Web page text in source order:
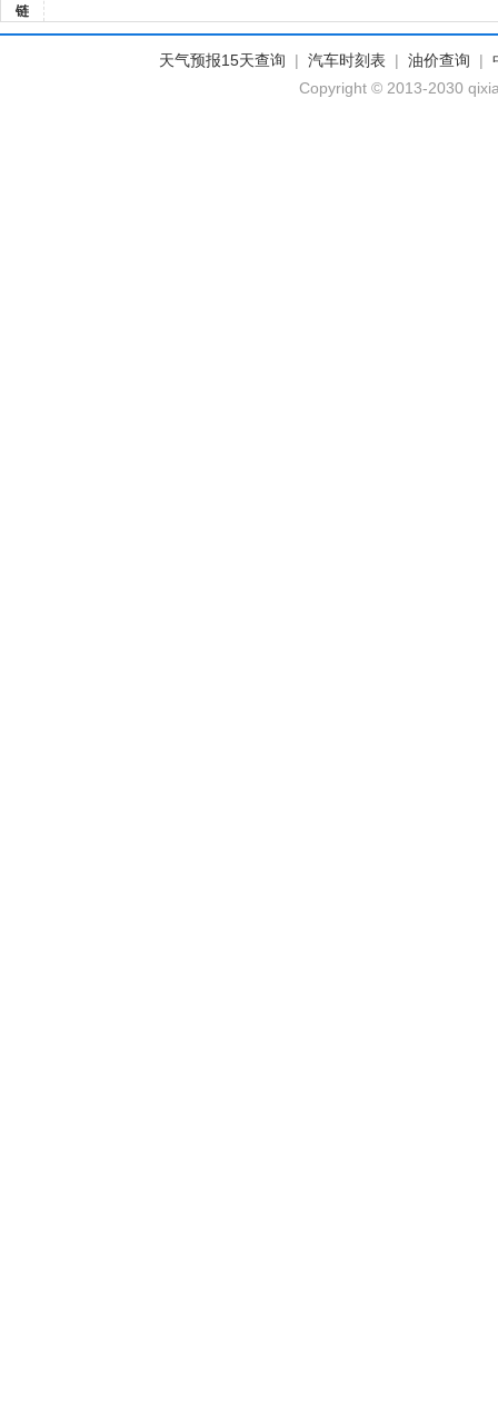
链
天气预报15天查询 | 汽车时刻表 | 油价查询 |
Copyright © 2013-2030